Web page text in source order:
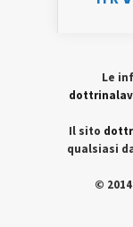
Le
Il sito
qualsiasi
©